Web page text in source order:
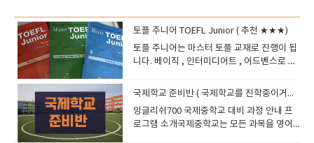
토플 주니어 TOEFL Junior ( 추천 ★★★)
​토플 주니어는 마스터 토플 교재로 진행이 됩
니다. 베이직 , 인터미디어트 , 어드벤스로 레
읽기교재로 세분화 되어있습니다.베이직은
제일 기본과정인데 비기너3부터 시작하면 무
난하게 수업 할 수 있고인터미디어트는 인터
미디어트에서 시작 어드벤스 레벨은 pre
국제학교 준비반 ( 국제학교를 진학중이거나 진학을 준비하는 학생을 위한 프로그램)
잉글리쉬700 국제중학교 대비 과정 안내 프
로그램 소개국제중학교는 모든 과목을 영어